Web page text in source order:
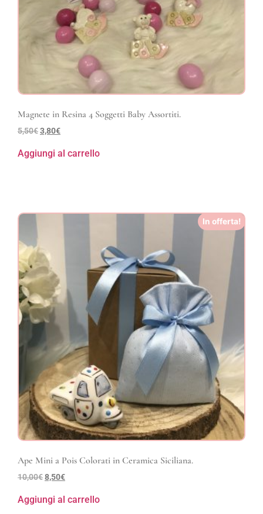
Magnete in Resina 4 Soggetti Baby Assortiti.
5,50€3,80€
Aggiungi al carrello
In offerta!
Ape Mini a Pois Colorati in Ceramica Siciliana.
10,00€8,50€
Aggiungi al carrello